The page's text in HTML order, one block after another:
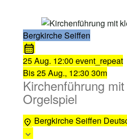
Bergkirche Seiffen
25 Aug. 12:00 event_repeat
Bis25 Aug., 12:30 30m
Kirchenführung
Orgelspiel
Bergkirche Seiffen